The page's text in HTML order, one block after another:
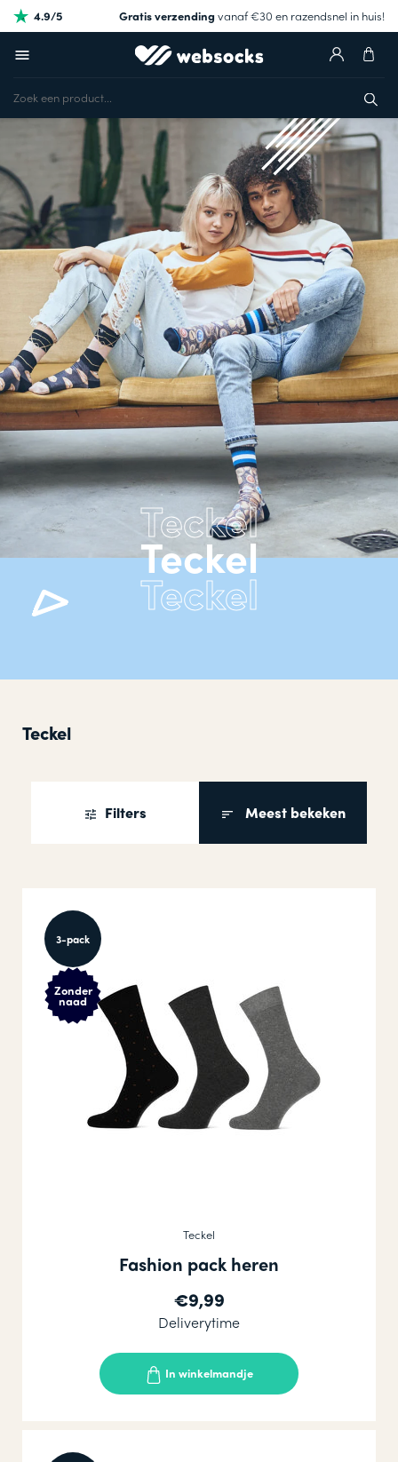
4.9/5 Gratis verzendingvanaf €30 en razendsnel in huis!
Teckel
Teckel
Filters Meest bekeken
3-pack
Zonder
naad
Teckel
Fashion pack heren
€9,99
Deliverytime
In winkelmandje